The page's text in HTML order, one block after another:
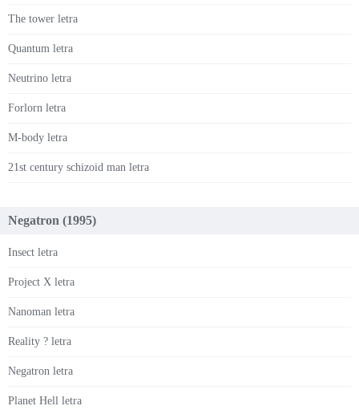
The tower letra
Quantum letra
Neutrino letra
Forlorn letra
M-body letra
21st century schizoid man letra
Negatron (1995)
Insect letra
Project X letra
Nanoman letra
Reality ? letra
Negatron letra
Planet Hell letra